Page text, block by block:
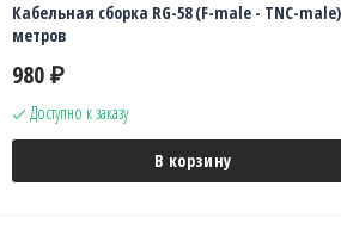
Кабельная сборка RG-58 (F-male - TNC-
метров
980 ₽
Доступно к заказу
В корзину